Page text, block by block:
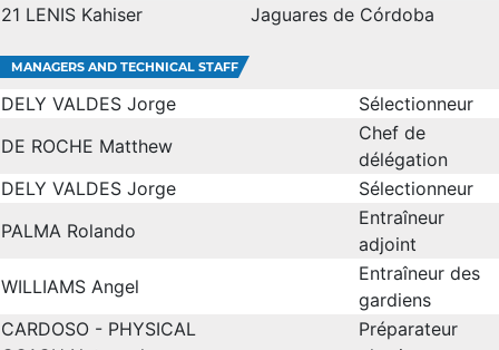
21 LENIS Kahiser Jaguares de Córdoba
MANAGERS AND TECHNICAL STAFF
DELY VALDES Jorge
Sélectionneur
DE ROCHE Matthew
Chef de
délégation
DELY VALDES Jorge
Sélectionneur
PALMA Rolando
Entraîneur
adjoint
WILLIAMS Angel
Entraîneur des
gardiens
CARDOSO - PHYSICAL
Préparateur